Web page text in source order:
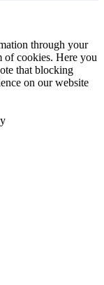
through your
of cookies. Here you
that blocking
on our website